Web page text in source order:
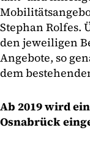
Stephan Rolfes.
den jeweiligen
Angebote, so
dem
Ab 2019 wird
Osnabrück